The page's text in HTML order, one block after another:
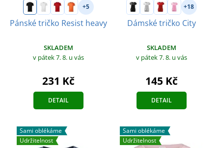
+5
Pánské tričko Resist heavy
SKLADEM
v pátek 7. 8. u vás
231 Kč
DETAIL
+18
Dámské tričko City
SKLADEM
v pátek 7. 8. u vás
145 Kč
DETAIL
Sami oblékáme
Udržitelnost
Sami oblékáme
Udržitelnost